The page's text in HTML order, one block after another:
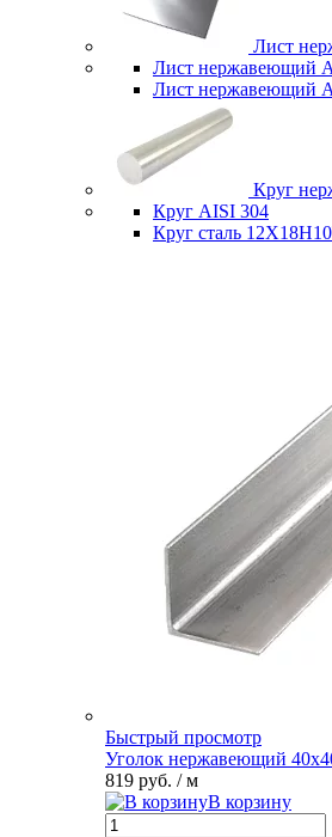
Лист
Лист нержавеющий
Лист нержавеющий
Круг
Круг AISI 304
Круг сталь
Быстрый просмотр
Уголок нержавеющий
819 руб. / м
В корзину